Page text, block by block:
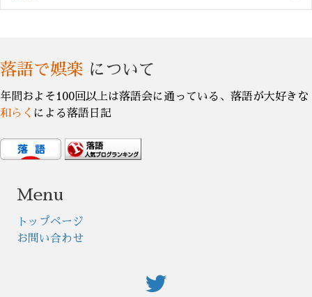
落語で娯楽 について
年間およそ100回以上は落語会に通っている、落語が大好きな
和らく による落語日記
Menu
トップページ
お問い合わせ